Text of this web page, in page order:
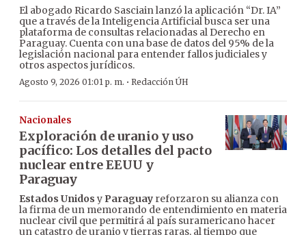
El abogado Ricardo Sasciain lanzó la aplicación “Dr. IA”
que a través de la Inteligencia Artificial busca ser una
plataforma de consultas relacionadas al Derecho en
Paraguay. Cuenta con una base de datos del 95% de la
legislación nacional para entender fallos judiciales y
otros aspectos jurídicos.
Agosto 9, 2026 01:01 p. m. · Redacción ÚH
Nacionales
Exploración de uranio y uso
pacífico: Los detalles del pacto
nuclear entre EEUU y
Paraguay
Estados Unidos y Paraguay reforzaron su alianza con
la firma de un memorando de entendimiento en materia
nuclear civil que permitirá al país suramericano hacer
un catastro de uranio y tierras raras, al tiempo que